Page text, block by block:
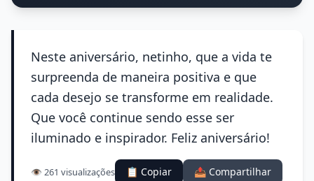
Neste aniversário, netinho, que a vida te
surpreenda de maneira positiva e que
cada desejo se transforme em realidade.
Que você continue sendo esse ser
iluminado e inspirador. Feliz aniversário!
👁️ 261 visualizações 📋 Copiar 📤 Compartilhar